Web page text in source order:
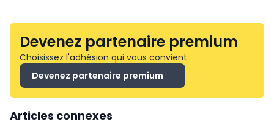
Devenez partenaire premium
Choisissez l'adhésion qui vous convient
Devenez partenaire premium
Articles connexes